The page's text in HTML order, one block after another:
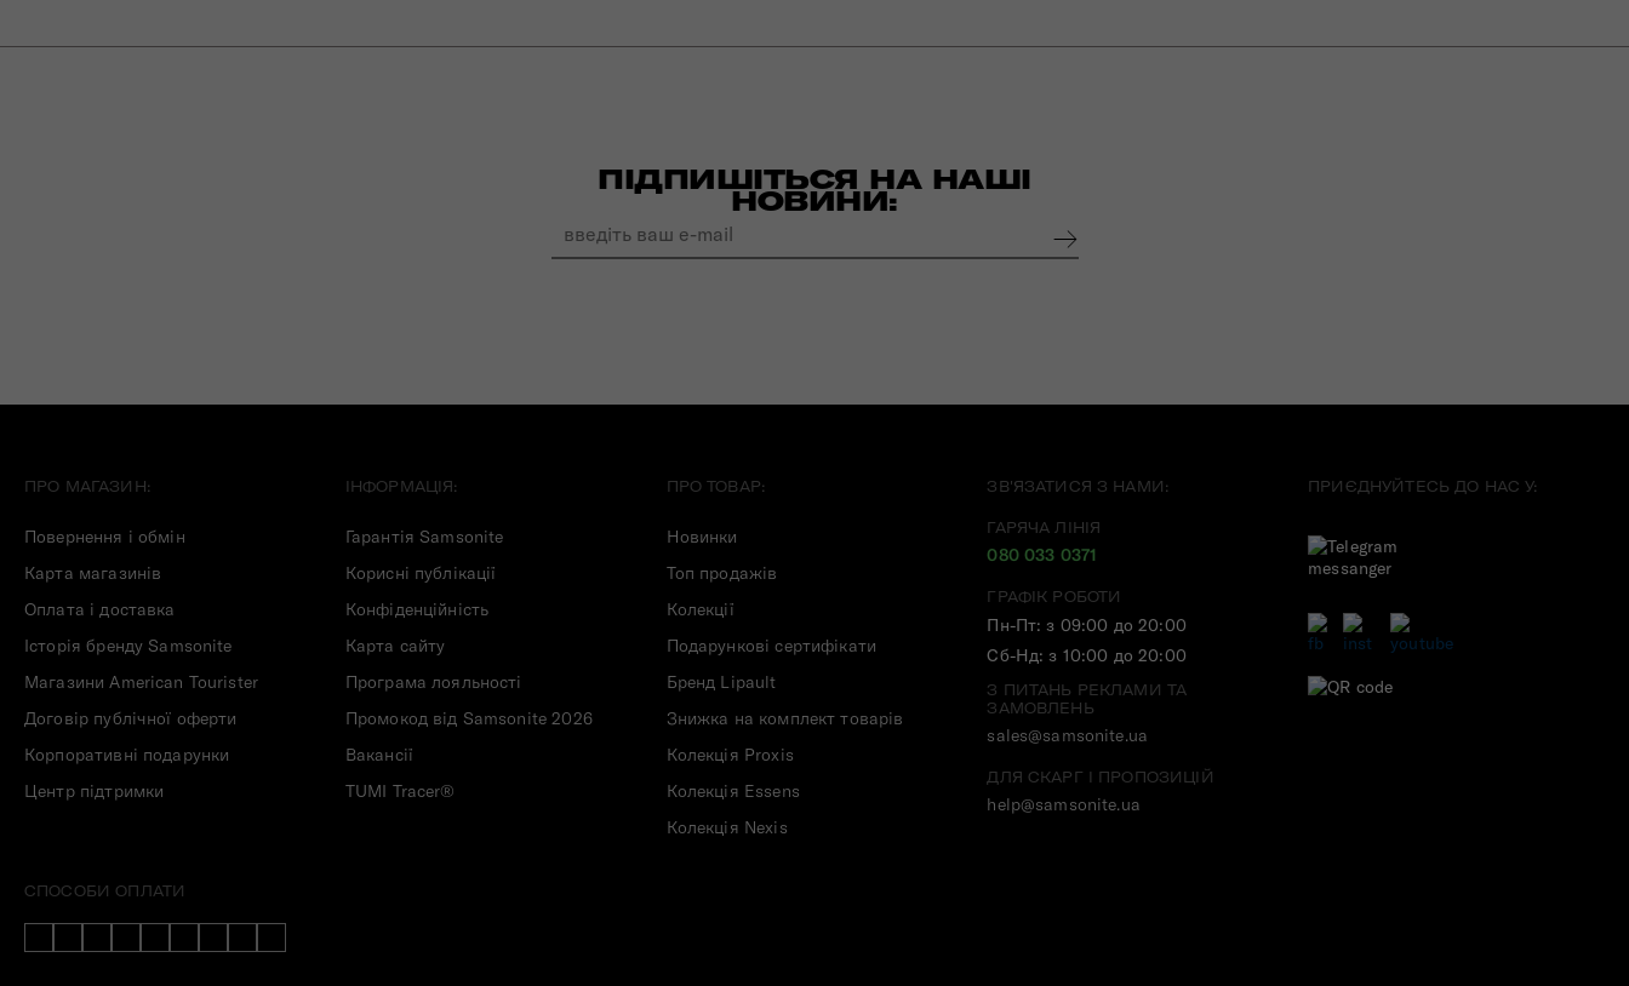
ПІДПИШІТЬСЯ НА НАШІ
НОВИНИ:
ПРО МАГАЗИН:
Повернення і обмін
Карта магазинів
Оплата і доставка
Історія бренду Samsonite
Магазини American Tourister
Договір публічної оферти
Корпоративні подарунки
Центр підтримки
ІНФОРМАЦІЯ:
Гарантія Samsonite
Корисні публікації
Конфіденційність
Карта сайту
Програма лояльності
Промокод від Samsonite 2026
Вакансії
TUMI Tracer®
ПРО ТОВАР:
Новинки
Топ продажів
Колекції
Подарункові сертифікати
Бренд Lipault
Знижка на комплект товарів
Колекція Proxis
Колекція Essens
Колекція Nexis
ЗВ'ЯЗАТИСЯ З НАМИ:
ГАРЯЧА ЛІНІЯ
080 033 0371
ГРАФІК РОБОТИ
Пн-Пт: з 09:00 до 20:00
Сб-Нд: з 10:00 до 20:00
З ПИТАНЬ РЕКЛАМИ ТА
ЗАМОВЛЕНЬ
sales@samsonite.ua
ДЛЯ СКАРГ І ПРОПОЗИЦІЙ
help@samsonite.ua
ПРИЄДНУЙТЕСЬ ДО НАС У:
СПОСОБИ ОПЛАТИ